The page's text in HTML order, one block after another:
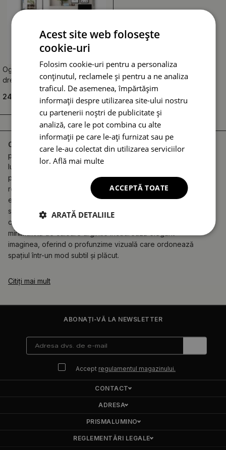
Oglindă ornamentală de perete
dreptunghiulară argintie
249.99 RON
Oglinzi cu ramă argintie
reprezintă o alegere sofisticată
pentru orice locuință care are nevoie de un plus de
luminozitate și un accent decorativ modern. Această
piesă centrală de design emană un rafinament discret,
reușind să integreze armonios elementele metalice în
estetica generală a camerei. Suprafața perfect netedă a
sticlei oferă o reflexie clară și fidelă
contribuind la confortul zilnic al utilizatorilor. Rama
minimalistă de culoare argintie încadrează elegant
imaginea, oferind o profunzime vizuală care ordonează
spațiul într-un mod subtil și plăcut.
Citiți mai mult
ABONAȚI-VĂ LA NEWSLETTER
Accept regulamentul magazinului.
CONTACT
ADRESA
PRISMALUMINO
REGLEMENTĂRI LEGALE
Acest site web folosește
cookie-uri
Folosim cookie-uri pentru a personaliza
conținutul, reclamele și pentru a ne analiza
traficul. De asemenea, împărtășim
informații despre utilizarea site-ului nostru
cu partenerii noștri de publicitate și
analiză, care le pot combina cu alte
informații pe care le-ați furnizat sau pe
care le-au colectat din utilizarea serviciilor
lor. Află mai multe
ACCEPTĂ TOATE
ARATĂ DETALIILE